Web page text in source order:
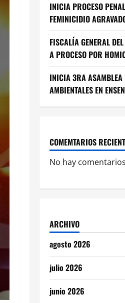
INICIA PROCESO
FEMINICIDIO
FISCALÍA GENERAL
A PROCESO POR
INICIA 3RA ASAMBLEA
AMBIENTALES EN
COMEMTARIOS
No hay
ARCHIVO
agosto 2026
julio 2026
junio 2026